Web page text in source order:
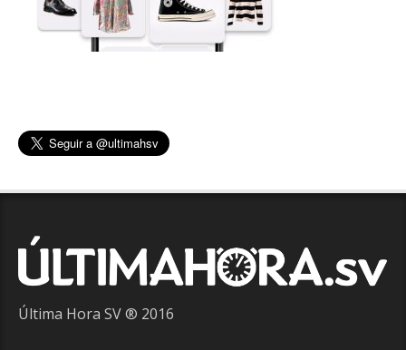
Última Hora SV ® 2016